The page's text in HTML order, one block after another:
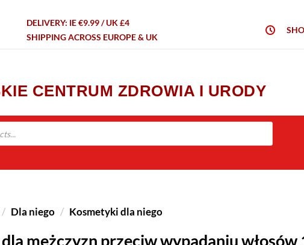
DELIVERY: IE €9.99 / UK £4
SHIPPING ACROSS EUROPE & UK
CENTRUM ZDROWIA I URODY
/ Dla niego / Kosmetyki dla niego
mężczyzn przeciw wypadaniu włosów